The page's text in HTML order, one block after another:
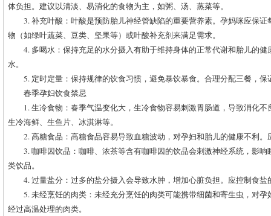
体负担。建议以清淡、易消化的食物为主，如粥、汤、蒸菜等。
3. 补充叶酸：叶酸是预防胎儿神经管缺陷的重要营养素。孕妈咪应保
物（如绿叶蔬菜、豆类、坚果等）或叶酸补充剂来满足需求。
4. 多喝水：保持充足的水分摄入有助于维持身体的正常代谢和胎儿的
水。
5. 定时定量：保持规律的饮食习惯，避免暴饮暴食。合理分配三餐，保
春季孕妇饮食禁忌
1. 生冷食物：春季气温变化大，生冷食物容易刺激胃肠道，导致消化
生冷海鲜、生鱼片、冰淇淋等。
2. 高糖食品：高糖食品容易导致血糖波动，对孕妇和胎儿的健康不利
3. 咖啡因饮品：咖啡、浓茶等含有咖啡因的饮品会刺激神经系统，影
类饮品。
4. 过量盐分：过多的盐分摄入会导致水肿，增加心脏负担。应控制食
5. 未经烹饪的肉类：未经充分烹饪的肉类可能携带细菌和寄生虫，对
经过高温处理的肉类。